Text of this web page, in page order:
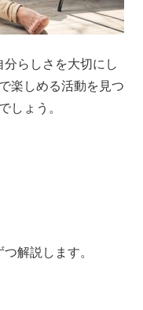
らしさを大切にし
楽しめる活動を見つ
しょう。
解説します。